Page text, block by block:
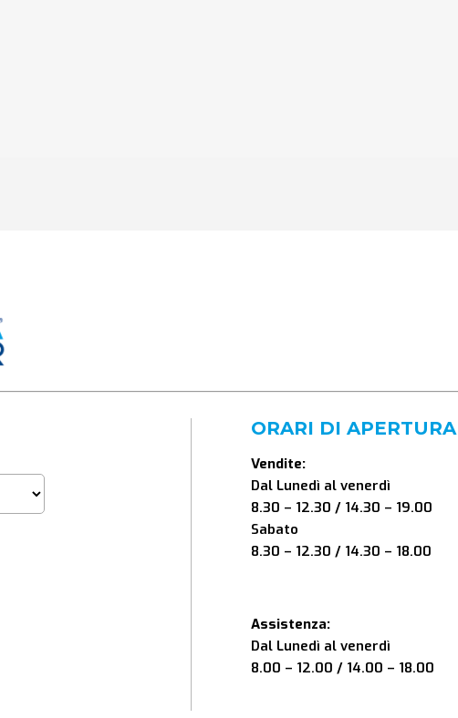
ORARI DI APERTURA
Vendite:
Dal Lunedì al venerdì
8.30 – 12.30 / 14.30 – 19.00
Sabato
8.30 – 12.30 / 14.30 – 18.00
Assistenza:
Dal Lunedì al venerdì
8.00 – 12.00 / 14.00 – 18.00